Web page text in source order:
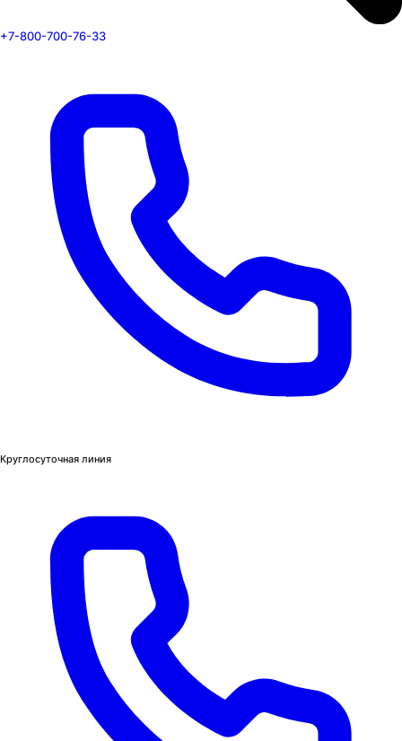
+7-800-700-76-33
Круглосуточная линия